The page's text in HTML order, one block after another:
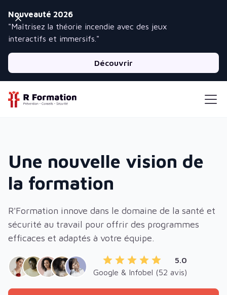
Nouveauté 2026
"Maîtrisez la théorie incendie avec des jeux
interactifs et immersifs."
Découvrir
Une nouvelle vision de
la formation
R'Formation innove dans le domaine de la santé et
sécurité au travail pour offrir des programmes
efficaces et adaptés à votre équipe.
5.0
Google & Infobel (52 avis)